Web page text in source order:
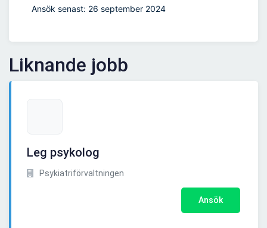
Ansök senast: 26 september 2024
Liknande jobb
Leg psykolog
Psykiatriförvaltningen
Ansök